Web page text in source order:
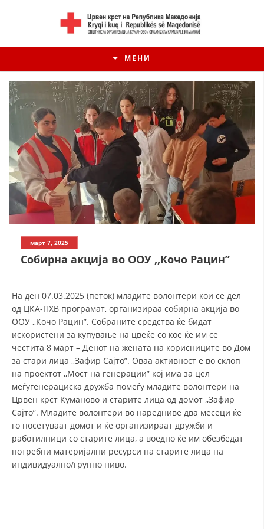
МЕНИ
ИСТОРИЈАТ НА ЦКРМ
СТРУКТУРА И ОРГАНИЗАЦИОНА ПОСТАВЕНОСТ – ОПШТИНСКА
КОНТАКТ ИНФОРМАЦИИ
ЗАКОН ЗА ЦКРМ
СТАТУТ НА ЦКРМ
ОРГАНИЗАЦИЈА И РАЗВОЈ
РАКОВОДЕН ОДБОР
март 7, 2025
Собирна акција во ООУ ,,Кочо Рацин”
На ден 07.03.2025 (петок) младите волонтери кои се дел
од ЦКА-ПХВ програмат, организираа собирна акција во
ООУ ,,Кочо Рацин”. Собраните средства ќе бидат
искористени за купување на цвеќе со кое ќе им се
честита 8 март – Денот на жената на корисниците во Дом
за стари лица ,,Зафир Сајто”. Оваа активност е во склоп
на проектот ,,Мост на генерации” кој има за цел
меѓугенерациска дружба помеѓу младите волонтери на
Црвен крст Куманово и старите лица од домот ,,Зафир
Сајто”. Младите волонтери во наредниве два месеци ќе
го посетуваат домот и ќе организираат дружби и
работилници со старите лица, а воедно ќе им обезбедат
потребни материјални ресурси на старите лица на
индивидуално/групно ниво.